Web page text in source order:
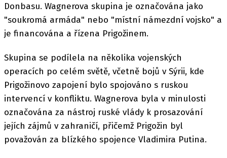
Donbasu. Wagnerova skupina je označována jako
"soukromá armáda" nebo "místní námezdní vojsko" a
je financována a řízena Prigožinem.
Skupina se podílela na několika vojenských
operacích po celém světě, včetně bojů v Sýrii, kde
Prigožinovo zapojení bylo spojováno s ruskou
intervencí v konfliktu. Wagnerova byla v minulosti
označována za nástroj ruské vlády k prosazování
jejích zájmů v zahraničí, přičemž Prigožin byl
považován za blízkého spojence Vladimira Putina.